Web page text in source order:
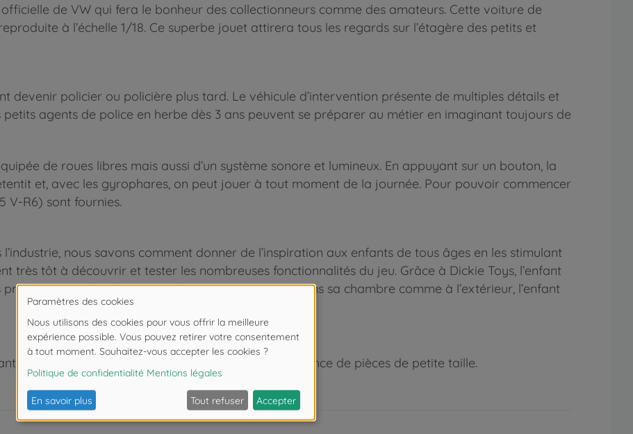
de VW qui fera le bonheur des collectionneurs comme des amateurs. Cette voiture de
à l’échelle 1/18. Ce superbe jouet attirera tous les regards sur l’étagère des petits et
devenir policier ou policière plus tard. Le véhicule d’intervention présente de multiples détails et
petits agents de police en herbe dès 3 ans peuvent se préparer au métier en imaginant toujours de
de roues libres mais aussi d’un système sonore et lumineux. En appuyant sur un bouton, la
et, avec les gyrophares, on peut jouer à tout moment de la journée. Pour pouvoir commencer
V-R6) sont fournies.
nous savons comment donner de l’inspiration aux enfants de tous âges en les stimulant
très tôt à découvrir et tester les nombreuses fonctionnalités du jeu. Grâce à Dickie Toys, l’enfant
pas dans l’initiation à la sécurité routière. Dans sa chambre comme à l’extérieur, l’enfant
de moins de 3 ans. Risque d'asphyxie lié à la présence de pièces de petite taille.